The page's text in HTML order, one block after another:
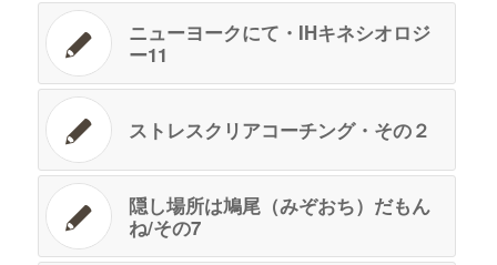
ニューヨークにて・IHキネシオロジ
ー11
ストレスクリアコーチング・その２
隠し場所は鳩尾（みぞおち）だもん
ね/その7